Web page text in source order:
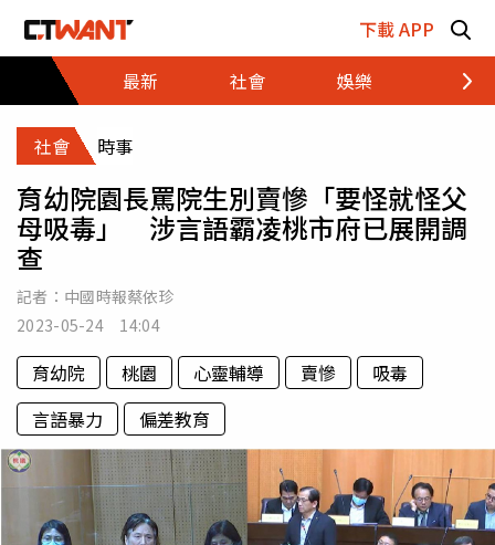
下載 APP
最新
社會 娛樂 財經
社會 時事
育幼院園長罵院生別賣慘「要怪就怪父
母吸毒」 涉言語霸凌桃市府已展開調
查
記者： 中國時報蔡依珍
2023-05-24 14:04
育幼院 桃園 心靈輔導 賣慘
吸毒
言語暴力
偏差教育